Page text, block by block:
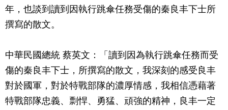
年，也談到讀到因執行跳傘任務受傷的秦良丰下士所
撰寫的散文。
中華民國總統 蔡英文：「讀到因為執行跳傘任務而受
傷的秦良丰下士，所撰寫的散文，我深刻的感受良丰
對於國軍，對於特戰部隊的濃厚情感，我相信憑藉著
特戰部隊忠義、剽悍、勇猛、頑強的精神，良丰一定